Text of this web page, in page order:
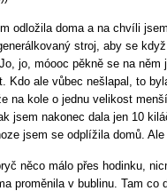
odložila doma a na chvíli
stroj, aby se
jo, móooc pěkně se na
Kdo ale vůbec nešlapal, to
na kole o jednu velikost
jsem nakonec dala jen 10
jsem se odplížila domů.
něco málo přes hodinku,
proměnila v bublinu. Tam